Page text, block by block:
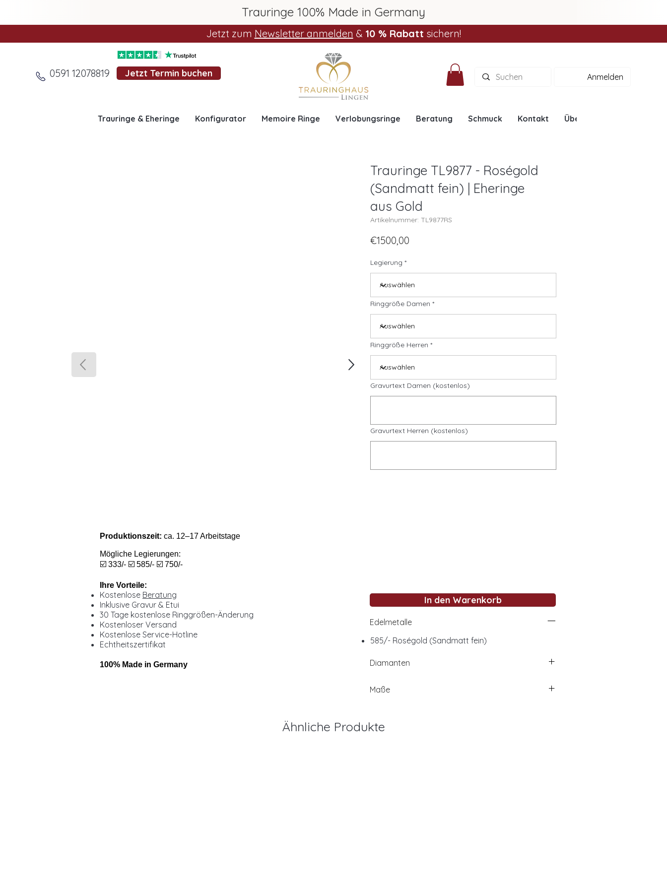
Trauringe 100% Made in Germany
Jetzt zum Newsletter anmelden & 10 % Rabatt sichern!
0591 12078819 Jetzt Termin buchen Anmelden
Trauringe & Eheringe Konfigurator Memoire Ringe Verlobungsringe Beratung Schmuck Kontakt Über uns
Produktionszeit: ca. 12–17 Arbeitstage
Mögliche Legierungen:
☑️ 333/- ☑️ 585/- ☑️ 750/-
Ihre Vorteile:
Kostenlose Beratung
Inklusive Gravur & Etui
30 Tage kostenlose Ringgrößen-Änderung
Kostenloser Versand
Kostenlose Service-Hotline
Echtheitszertifikat
100% Made in Germany
Trauringe TL9877 - Roségold
(Sandmatt fein) | Eheringe
aus Gold
Artikelnummer: TL9877RS
€1500,00
Legierung
Ringgröße Damen
Ringgröße Herren
Gravurtext Damen (kostenlos)
Gravurtext Herren (kostenlos)
In den Warenkorb
Edelmetalle
585/- Roségold (Sandmatt fein)
Diamanten
Maße
Ähnliche Produkte